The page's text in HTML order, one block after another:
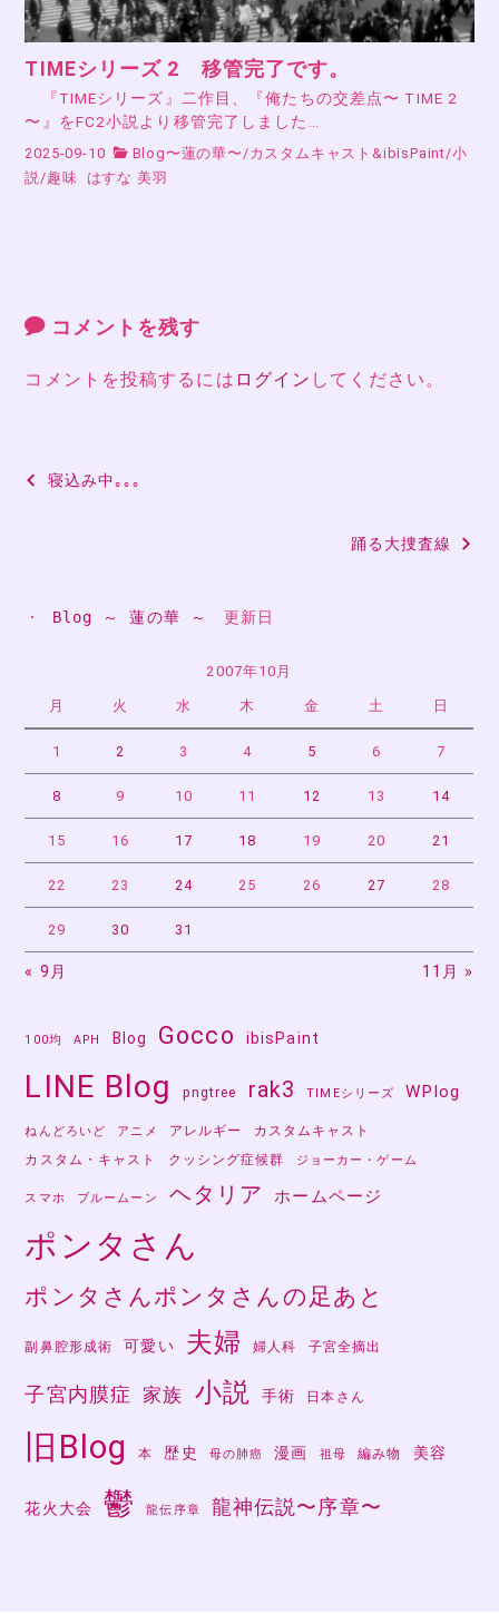
TIMEシリーズ 2 移管完了です。
『TIMEシリーズ』二作目、『俺たちの交差点〜 TIME 2
〜』をFC2小説より移管完了しました…
2025-09-10 Blog〜蓮の華〜 /カスタムキャスト&ibisPaint/小
説 /趣味 はすな 美羽
コメントを残す
コメントを投稿するには ログイン してください。
投
寝込み中｡｡｡
踊る大捜査線
・ Blog ～ 蓮の華 ～ 更新日
2007年10月
月 火 水 木 金 土 日
1 2 3 4 5 6 7
8 9 10 11 12 13 14
15 16 17 18 19 20 21
22 23 24 25 26 27 28
29 30 31
« 9月 11月 »
100均 APH Blog Gocco ibisPaint
LINE Blog pngtree rak3 TIMEシリーズ WPlog
ねんどろいど アニメ アレルギー
カスタムキャスト
カスタム・キャスト
クッシング症候群 ジョーカー・ゲーム
スマホ ブルームーン ヘタリア ホームページ
ポンタさん
ポンタさんポンタさんの足あと
副鼻腔形成術 可愛い 夫婦 婦人科 子宮全摘出
子宮内膜症 家族 小説 手術 日本さん
旧Blog 本 歴史 母の肺癌 漫画 祖母 編み物 美容
花火大会 鬱 龍伝序章 龍神伝説〜序章〜